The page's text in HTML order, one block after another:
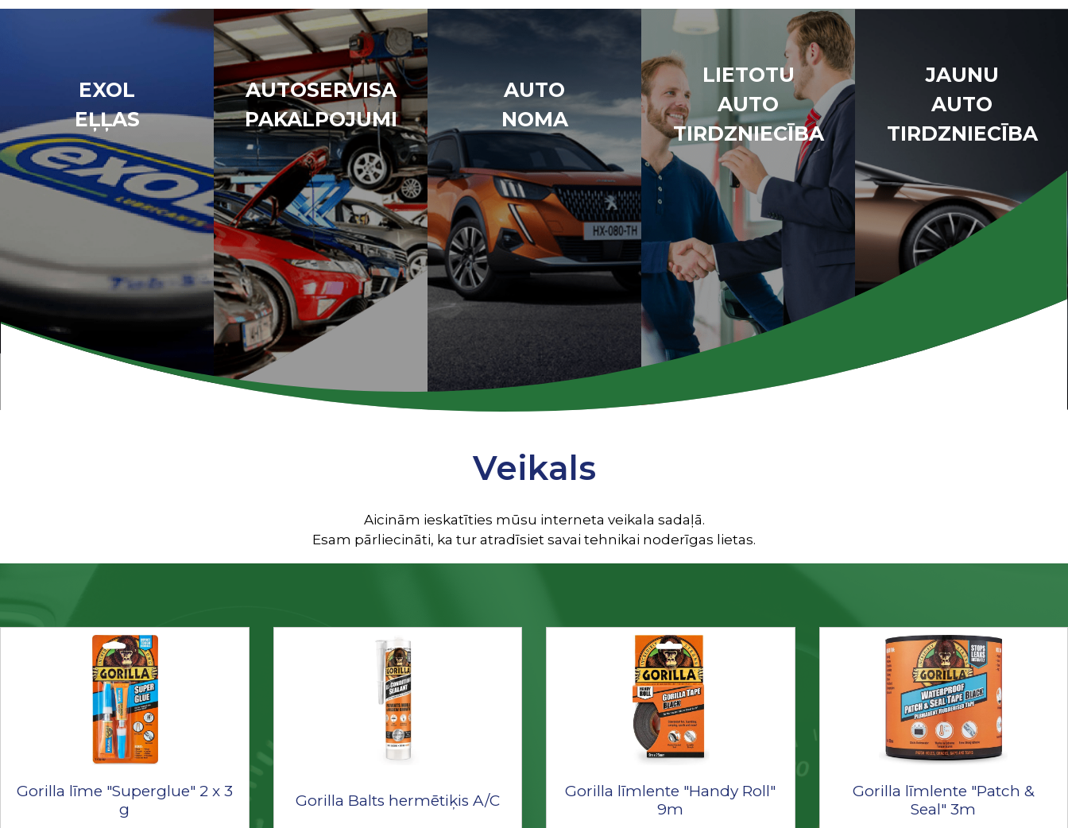
EXOL
EĻĻAS
AUTOSERVISA
PAKALPOJUMI
AUTO
NOMA
LIETOTU
AUTO
TIRDZNIECĪBA
JAUNU
AUTO
TIRDZNIECĪBA
Veikals
Aicinām ieskatīties mūsu interneta veikala sadaļā.
Esam pārliecināti, ka tur atradīsiet savai tehnikai noderīgas lietas.
Gorilla līme "Superglue" 2 x 3
g
Gorilla Balts hermētiķis A/C
Gorilla līmlente "Handy Roll"
9m
Gorilla līmlente "Patch &
Seal" 3m